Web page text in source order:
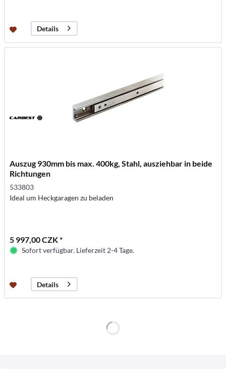
Details
Auszug 930mm bis max. 400kg, Stahl, ausziehbar in beide
Richtungen
533803
Ideal um Heckgaragen zu beladen
5 997,00 CZK *
Sofort verfügbar. Lieferzeit 2-4 Tage.
Details